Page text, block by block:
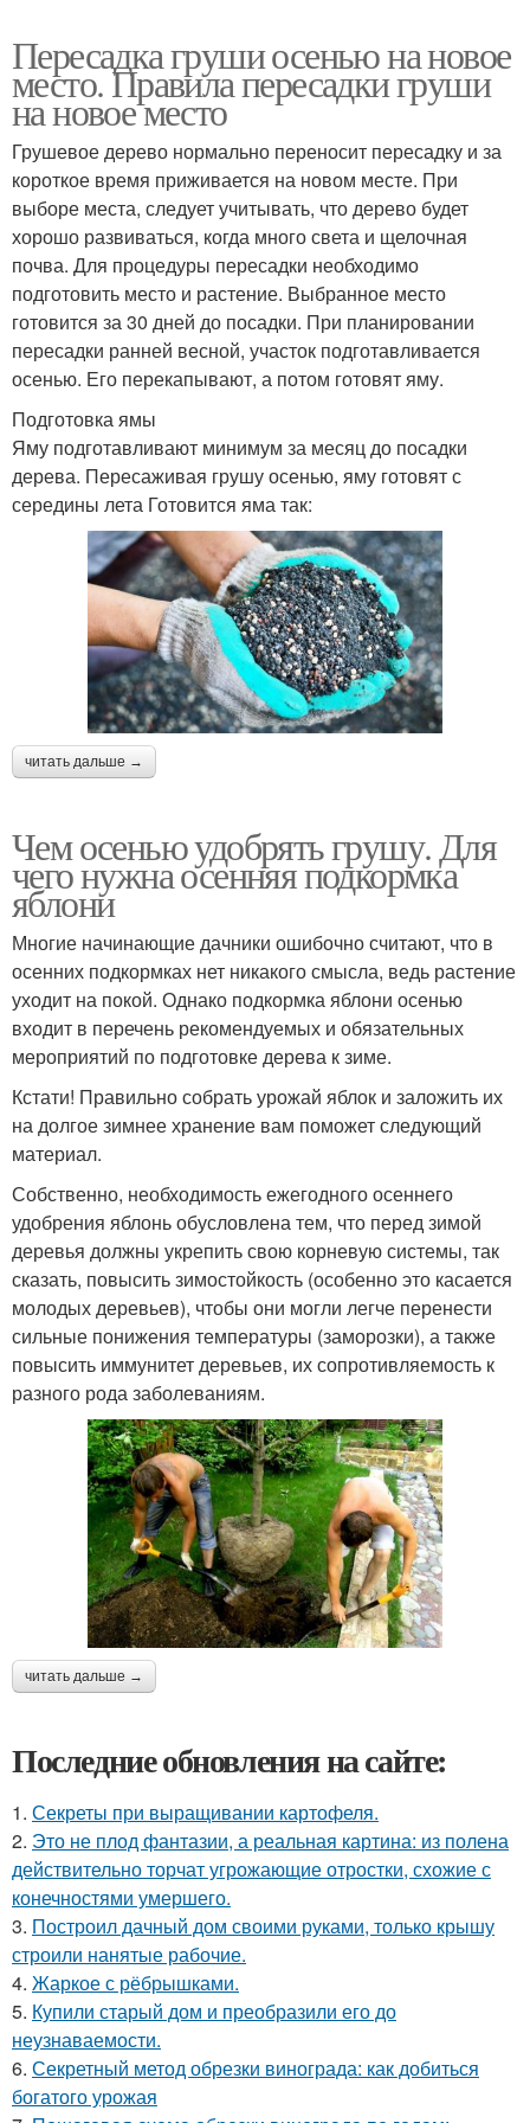
Пересадка груши осенью на новое
место. Правила пересадки груши
на новое место
Грушевое дерево нормально переносит пересадку и за
короткое время приживается на новом месте. При
выборе места, следует учитывать, что дерево будет
хорошо развиваться, когда много света и щелочная
почва. Для процедуры пересадки необходимо
подготовить место и растение. Выбранное место
готовится за 30 дней до посадки. При планировании
пересадки ранней весной, участок подготавливается
осенью. Его перекапывают, а потом готовят яму.
Подготовка ямы
Яму подготавливают минимум за месяц до посадки
дерева. Пересаживая грушу осенью, яму готовят с
середины лета Готовится яма так:
читать дальше →
Чем осенью удобрять грушу. Для
чего нужна осенняя подкормка
яблони
Многие начинающие дачники ошибочно считают, что в
осенних подкормках нет никакого смысла, ведь растение
уходит на покой. Однако подкормка яблони осенью
входит в перечень рекомендуемых и обязательных
мероприятий по подготовке дерева к зиме.
Кстати! Правильно собрать урожай яблок и заложить их
на долгое зимнее хранение вам поможет следующий
материал.
Собственно, необходимость ежегодного осеннего
удобрения яблонь обусловлена тем, что перед зимой
деревья должны укрепить свою корневую системы, так
сказать, повысить зимостойкость (особенно это касается
молодых деревьев), чтобы они могли легче перенести
сильные понижения температуры (заморозки), а также
повысить иммунитет деревьев, их сопротивляемость к
разного рода заболеваниям.
читать дальше →
Последние обновления на сайте:
1. Секреты при выращивании картофеля.
2. Это не плод фантазии, а реальная картина: из полена
действительно торчат угрожающие отростки, схожие с
конечностями умершего.
3. Построил дачный дом своими руками, только крышу
строили нанятые рабочие.
4. Жаркое с рёбрышками.
5. Купили старый дом и преобразили его до
неузнаваемости.
6. Секретный метод обрезки винограда: как добиться
богатого урожая